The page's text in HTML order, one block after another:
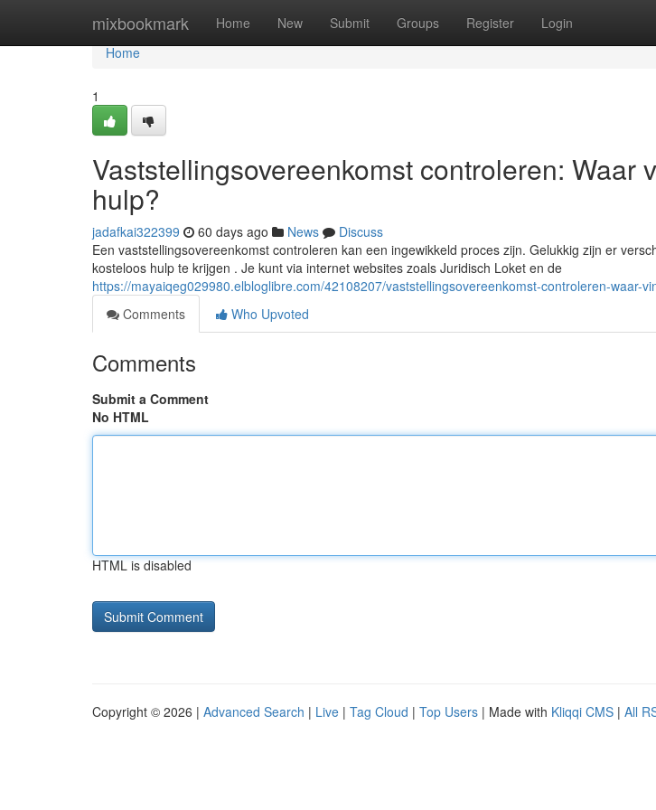
mixbookmark Home New Submit Groups Register Login
Home
Home
1
Vaststellingsovereenkomst controleren: Waar
hulp?
jadafkai322399 60 days ago News
Discuss
Een vaststellingsovereenkomst controleren kan een ingewikkeld proces zijn. Gelukkig zijn er
kosteloos hulp te krijgen . Je kunt via internet websites zoals Juridisch Loket en de
https://mayaiqeg029980.elbloglibre.com/42108207/vaststellingsovereenkomst-controleren-waar-
Comments
Who Upvoted
Comments
Submit a Comment
No HTML
HTML is disabled
Copyright © 2026 | Advanced Search | Live | Tag Cloud | Top Users | Made with Kliqqi CMS | All